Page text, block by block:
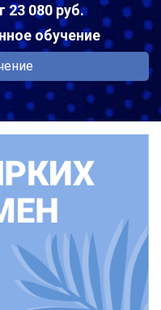
080 руб.
обучение